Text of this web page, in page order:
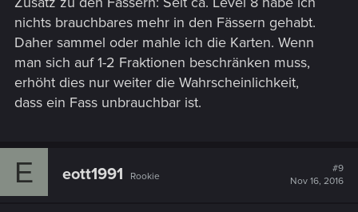
nichts brauchbares mehr in den Fässern gehabt.
Daher sammel oder mahle ich die Karten. Wenn
man sich auf 1-2 Fraktionen beschränken muss,
erhöht dies nur weiter die Wahrscheinlichkeit,
dass ein Fass unbrauchbar ist.
E eott1991 Rookie
#9
Nov 16, 2016